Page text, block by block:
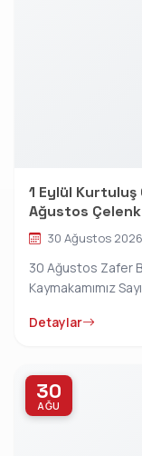
1 Eylül Kurtuluş
Ağustos
30 Ağustos 2026
30 Ağustos Zafer
Kaymakamımız
Detaylar
30
AĞU